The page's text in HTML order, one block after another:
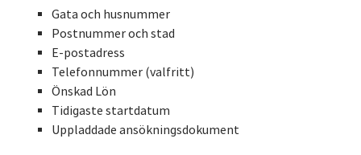
Gata och husnummer
Postnummer och stad
E-postadress
Telefonnummer (valfritt)
Önskad Lön
Tidigaste startdatum
Uppladdade ansökningsdokument